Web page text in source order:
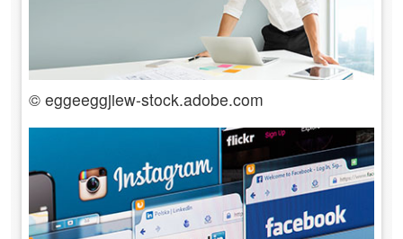
© eggeeggjiew-stock.adobe.com